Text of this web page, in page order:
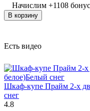
Начислим +1108
В корзину
Есть видео
Шкаф-купе Прайм 2-х
снег
4.8